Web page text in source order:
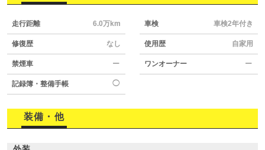
走行距離 6.0万km 車検 車検2年付き
修復歴 なし 使用歴 自家用
禁煙車 ー ワンオーナー ー
記録簿・整備手帳 ◯
装備・他